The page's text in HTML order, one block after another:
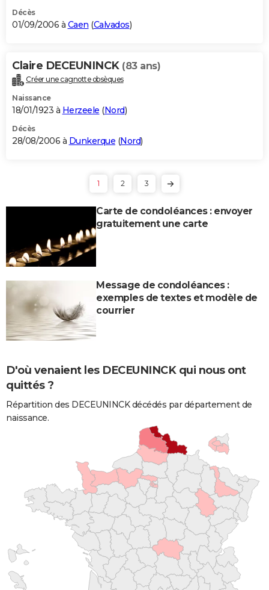
Décès
01/09/2006 à Caen (Calvados)
Claire DECEUNINCK (83 ans)
Créer une cagnotte obsèques
Naissance
18/01/1923 à Herzeele (Nord)
Décès
28/08/2006 à Dunkerque (Nord)
1 2 3
Carte de condoléances : envoyer
gratuitement une carte
Message de condoléances :
exemples de textes et modèle de
courrier
D'où venaient les DECEUNINCK qui nous ont
quittés ?
Répartition des DECEUNINCK décédés par département de
naissance.